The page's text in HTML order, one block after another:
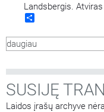
Landsbergis.
dvasingumo
išugdyti atsakingą ir
daugiau
SUSIJĘ
Laidos įrašų archyve